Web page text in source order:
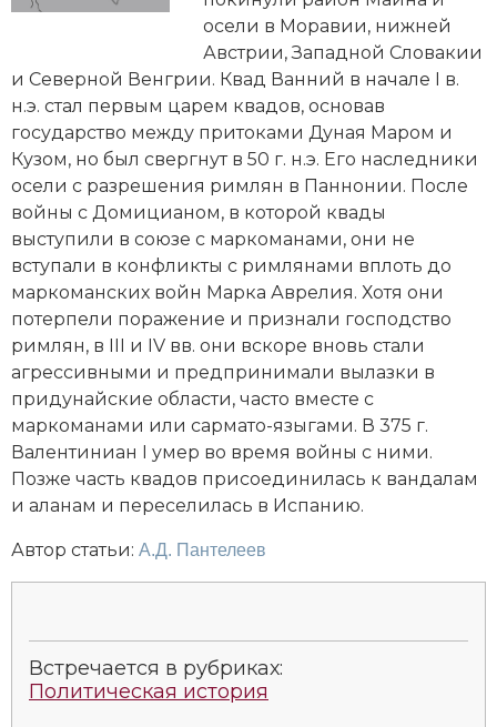
Генеалогия, геральдика
Государство и право
Европа
Империи
Историческая география и топонимика
История материальной и духовной культуры
История международных отношений
История, философия, теория и методология
исторического знания
Итория международных отношений
Латинская Америка
Новая история
Образование
осели в Моравии, нижней
Австрии, Западной Словакии
и Северной Венгрии. Квад Ванний в начале I в.
н.э. стал первым царем квадов, основав
государство между притоками Дуная Маром и
Кузом, но был свергнут в 50 г. н.э. Его наследники
осели с разрешения римлян в Паннонии. После
войны с Домицианом, в которой квады
выступили в союзе с маркоманами, они не
вступали в конфликты с римлянами вплоть до
маркоманских войн Марка Аврелия. Хотя они
потерпели поражение и признали господство
римлян, в III и IV вв. они вскоре вновь стали
агрессивными и предпринимали вылазки в
придунайские области, часто вместе с
маркоманами или сармато-языгами. В 375 г.
Валентиниан I умер во время войны с ними.
Позже часть квадов присоединилась к вандалам
и аланам и переселилась в Испанию.
Автор статьи: А.Д. Пантелеев
Встречается в рубриках:
Политическая история